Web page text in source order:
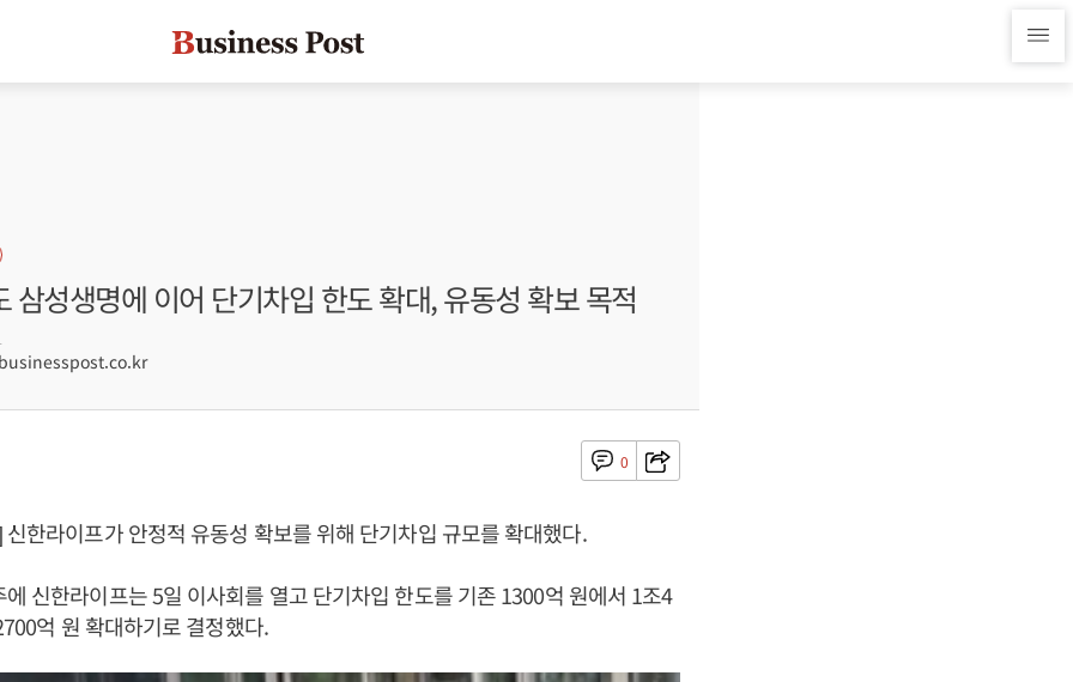
삼성생명에 이어 단기차입 한도 확대, 유동성 확보 목적
0
한라이프가 안정적 유동성 확보를 위해 단기차입 규모를 확대했다.
신한라이프는 5일 이사회를 열고 단기차입 한도를 기존 1300억 원에서 1조4
억 원 확대하기로 결정했다.